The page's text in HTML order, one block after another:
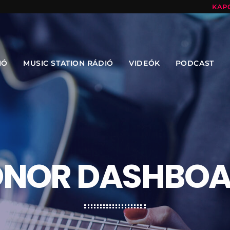
MUSIC STATION RÁDIÓ VIDEÓK PODCAST